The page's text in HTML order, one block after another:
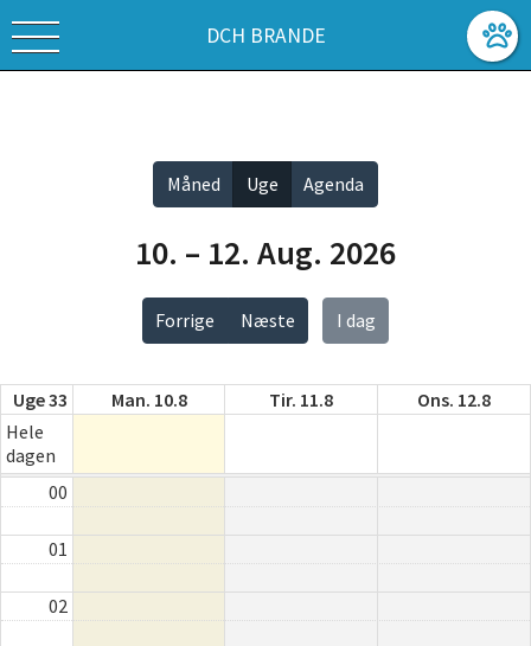
DCH BRANDE
Forrige Næste I dag
10. – 12. Aug. 2026
Måned Uge Agenda
Uge 33 Man. 10.8 Tir. 11.8
Ons. 12.8
Hele
dagen
00
01
02